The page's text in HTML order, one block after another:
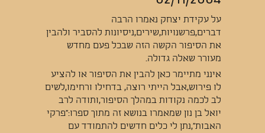
על עקידת יצחק נאמרו הרבה
דברים,פרשנויות,שירים,ניסיונות להסביר ולהבין
את הסיפור הקשה הזה שבכל פעם מחדש
מעורר שאלה גדולה.
אינני מתיימר כאן להבין את הסיפור או להציע
לו פירוש,אבל הייתי רוצה, בדחילו ורחימו,לשים
לב לכמה נקודות במהלך הסיפור,ותודה לרב
יואל בן נון שמאמרו בנושא זה מתוך ספרו:"פרקי
האבות",נתן לי כלים חדשים להתמודד עם